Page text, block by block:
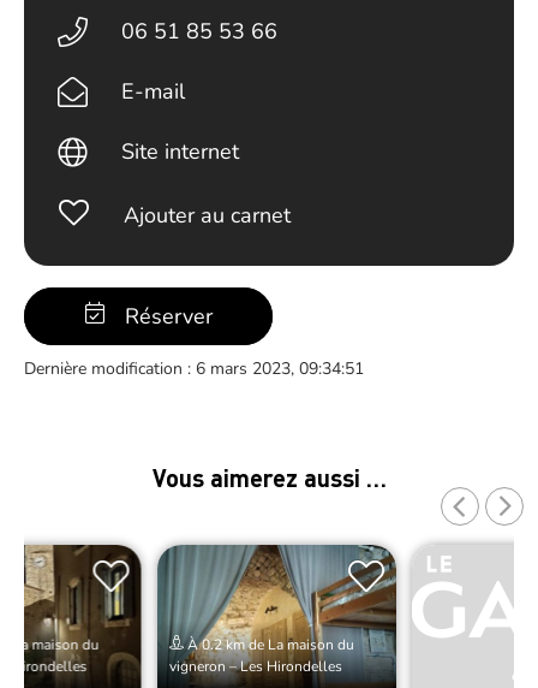
06 51 85 53 66
E-mail
Site internet
Ajouter au carnet
Réserver
Dernière modification : 6 mars 2023, 09:34:51
Vous aimerez aussi …
La maison du
Hirondelles
À 0.2 km de La maison du
vigneron – Les Hirondelles